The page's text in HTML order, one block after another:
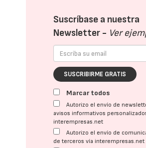
Suscríbase a nuestra
Newsletter - Ver
SUSCRIBIRME GRATIS
Marcar todos
Autorizo el envío de
avisos informativos
interempresas.net
Autorizo el envío de
de terceros vía interempresas.net